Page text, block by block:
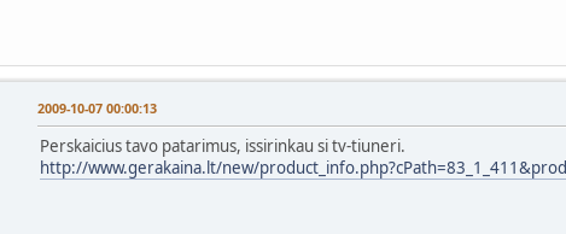
2009-10-07 00:00:13
Perskaicius tavo patarimus, issirinkau si tv-tiuneri.
http://www.gerakaina.lt/new/